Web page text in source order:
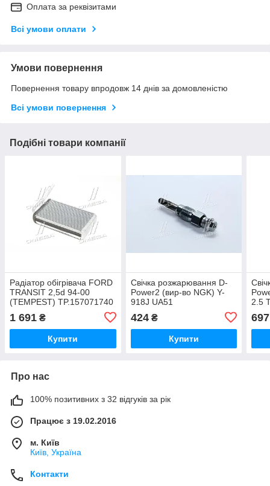
Оплата за реквізитами
Всі умови оплати
Умови повернення
Повернення товару впродовж 14 днів за домовленістю
Всі умови повернення
Подібні товари компанії
Радіатор обігрівача FORD
TRANSIT 2,5d 94-00
(TEMPEST) TP.157071740
1 691 ₴
Купити
Свічка розжарювання D-
Power2 (вир-во NGK) Y-
918J UA51
424₴
Купити
2.5
697
Про нас
100% позитивних з 32 відгуків за рік
Працює з 19.02.2016
м. Київ
Київ, Україна
Контакти